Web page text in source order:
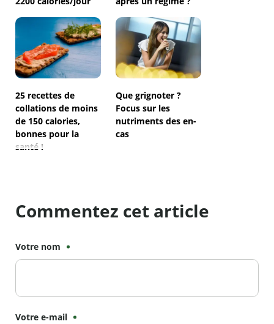
25 recettes de
collations de moins
de 150 calories,
bonnes pour la
santé !
Que grignoter ?
Focus sur les
nutriments des en-
cas
Commentez cet article
Votre nom
Votre e-mail